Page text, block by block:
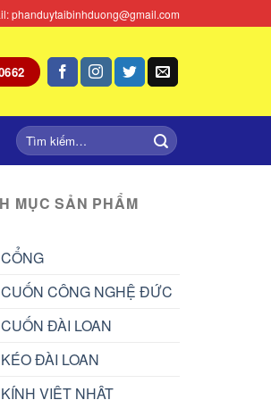
phanduytaibinhduong@gmail.com
MỤC SẢN PHẨM
CÔNG NGHỆ ĐỨC
ĐÀI LOAN
ĐÀI LOAN
VIỆT NHẬT